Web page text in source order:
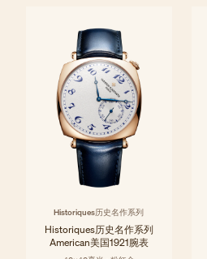
Historiques历史名作系列
Historiques历史名作系列
American美国1921腕表